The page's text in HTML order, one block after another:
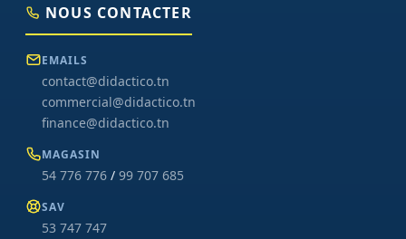
NOUS CONTACTER
EMAILS
contact@didactico.tn
commercial@didactico.tn
finance@didactico.tn
MAGASIN
54 776 776 / 99 707 685
SAV
53 747 747